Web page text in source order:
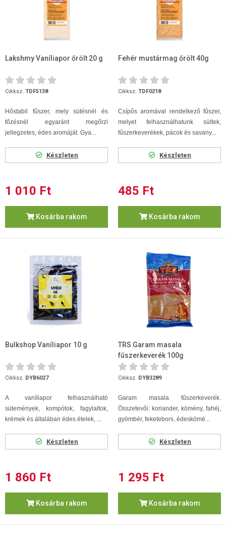
Lakshmy Vaníliapor őrölt 20 g
Cikksz. TDF5138
Hőstabil fűszer, mely sütésnél és
főzésnél egyaránt megőrzi
jellegzetes, édes aromáját. Gya...
Készleten
1 010 Ft
Kosárba rakom
Fehér mustármag őrölt 40g
Cikksz. TDF0218
Csípős aromával rendelkező fűszer,
melyet felhasználhatunk sültek,
fűszerkeverékek, pácok és savany...
Készleten
485 Ft
Kosárba rakom
Bulkshop Vaníliapor 10 g
Cikksz. DYB6027
A vaníliapor felhasználható
sütemények, kompótok, fagylaltok,
krémek és általában édes ételek, ...
Készleten
1 860 Ft
Kosárba rakom
TRS Garam masala
fűszerkeverék 100g
Cikksz. DYB3289
Garam masala fűszerkeverék.
Összetevői: koriander, kömény, fahéj,
gyömbér, feketebors, édeskömé...
Készleten
1 295 Ft
Kosárba rakom